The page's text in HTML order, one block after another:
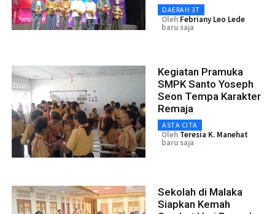
DAERAH 3T
Oleh Febriany Leo Lede
baru saja
Kegiatan Pramuka
SMPK Santo Yoseph
Seon Tempa Karakter
Remaja
ASTA CITA
Oleh Teresia K. Manehat
baru saja
Sekolah di Malaka
Siapkan Kemah